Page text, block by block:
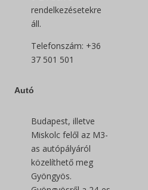
rendelkezésetekre
áll.
Telefonszám: +36
37 501 501
Autó
Budapest, illetve
Miskolc felől az M3-
as autópályáról
közelíthető meg
Gyöngyös.